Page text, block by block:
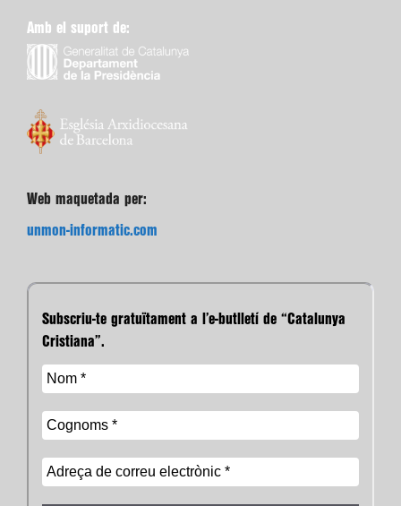
Amb el suport de:
Web maquetada per:
unmon-informatic.com
Subscriu-te gratuïtament a l’e-butlletí de “Catalunya
Cristiana”.